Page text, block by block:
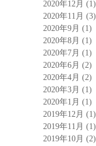
2020年12月 (1)
2020年11月 (3)
2020年9月 (1)
2020年8月 (1)
2020年7月 (1)
2020年6月 (2)
2020年4月 (2)
2020年3月 (1)
2020年1月 (1)
2019年12月 (1)
2019年11月 (1)
2019年10月 (2)